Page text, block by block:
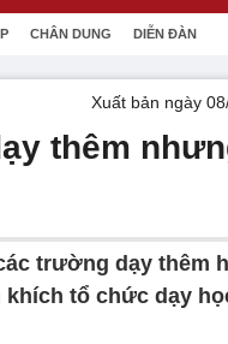
CHÂN DUNG DIỄN ĐÀN
Xuất bản ngày
thêm
trường dạy thêm
tổ chức dạy